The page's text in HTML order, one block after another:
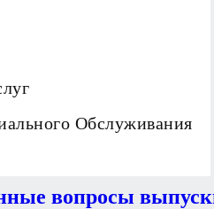
Обслуживания
вопросы